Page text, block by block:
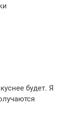
будет. Я